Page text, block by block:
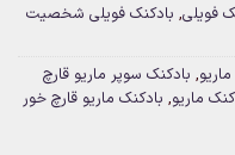
فویلی, بادکنک فویلی شخصیت
, بادکنک سوپر ماریو قارچ
ماریو, بادکنک ماریو قارچ خور